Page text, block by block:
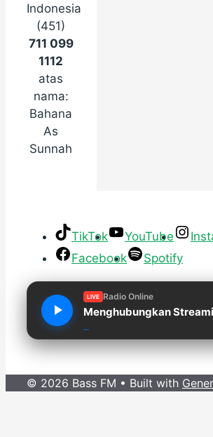
Indonesia
(451)
711 099
1112
atas
nama:
Bahana
As
Sunnah
TikTok YouTube
Facebook
Spotify
LIVE Radio Online
Menghubungkan
© 2026 Bass FM • Built with